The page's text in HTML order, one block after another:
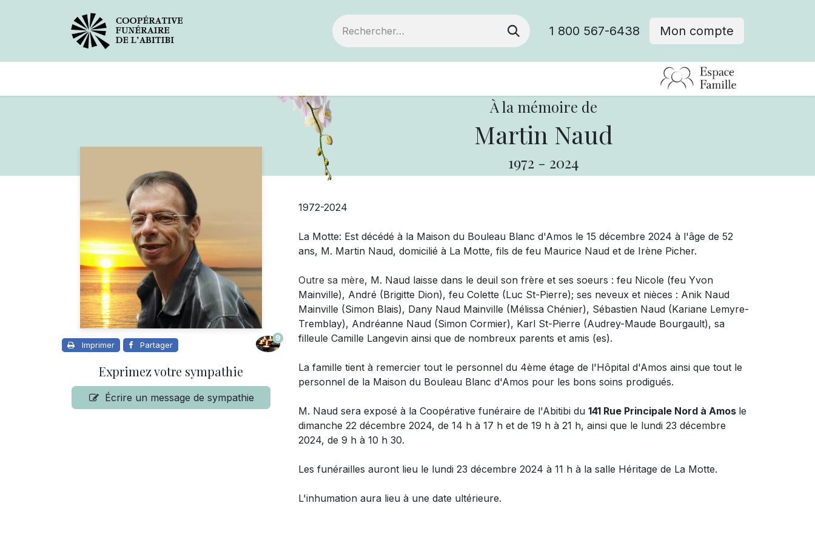
1 800 567-6438 Mon compte
À la mémoire de
Martin Naud
1972 - 2024
Imprimer Partager
9
Exprimez votre sympathie
Écrire un message de sympathie
1972-2024
La Motte: Est décédé à la Maison du Bouleau Blanc d'Amos le 15 décembre 2024 à l'âge de 52
ans, M. Martin Naud, domicilié à La Motte, fils de feu Maurice Naud et de Irène Picher.
Outre sa mère, M. Naud laisse dans le deuil son frère et ses soeurs : feu Nicole (feu Yvon
Mainville), André (Brigitte Dion), feu Colette (Luc St-Pierre); ses neveux et nièces : Anik Naud
Mainville (Simon Blais), Dany Naud Mainville (Mélissa Chénier), Sébastien Naud (Kariane Lemyre-
Tremblay), Andréanne Naud (Simon Cormier), Karl St-Pierre (Audrey-Maude Bourgault), sa
filleule Camille Langevin ainsi que de nombreux parents et amis (es).
La famille tient à remercier tout le personnel du 4ème étage de l'Hôpital d'Amos ainsi que tout le
personnel de la Maison du Bouleau Blanc d'Amos pour les bons soins prodigués.
M. Naud sera exposé à la Coopérative funéraire de l'Abitibi du 141 Rue Principale Nord à Amos le
dimanche 22 décembre 2024, de 14 h à 17 h et de 19 h à 21 h, ainsi que le lundi 23 décembre
2024, de 9 h à 10 h 30.
Les funérailles auront lieu le lundi 23 décembre 2024 à 11 h à la salle Héritage de La Motte.
L'inhumation aura lieu à une date ultérieure.